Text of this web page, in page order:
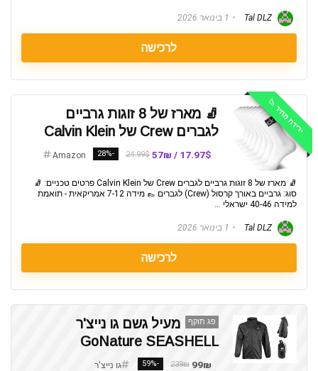
Tal DLZ 1 בינואר 2026
לרכישה
ירידת מחיר 📉
🧦 מארז של 8 זוגות גרביים
לגברים Crew של Calvin Klein
17.97$ / 57₪
24.99$
-28%
Amazon
🧦 מארז של 8 זוגות גרביים לגברים Crew של Calvin Klein פרטים טכניים: 🧦
סוג: גרביים באורך קרסול (Crew) לגברים 👞 מידה 7-12 אמריקאית - תואמת
למידה 40-46 ישראלי ...
Tal DLZ 1 בינואר 2026
לרכישה
פג תוקף
מעיל גשם גו נייצ'ר
GoNature SEASHELL
99₪
239₪
-59% גו נייצ'ר